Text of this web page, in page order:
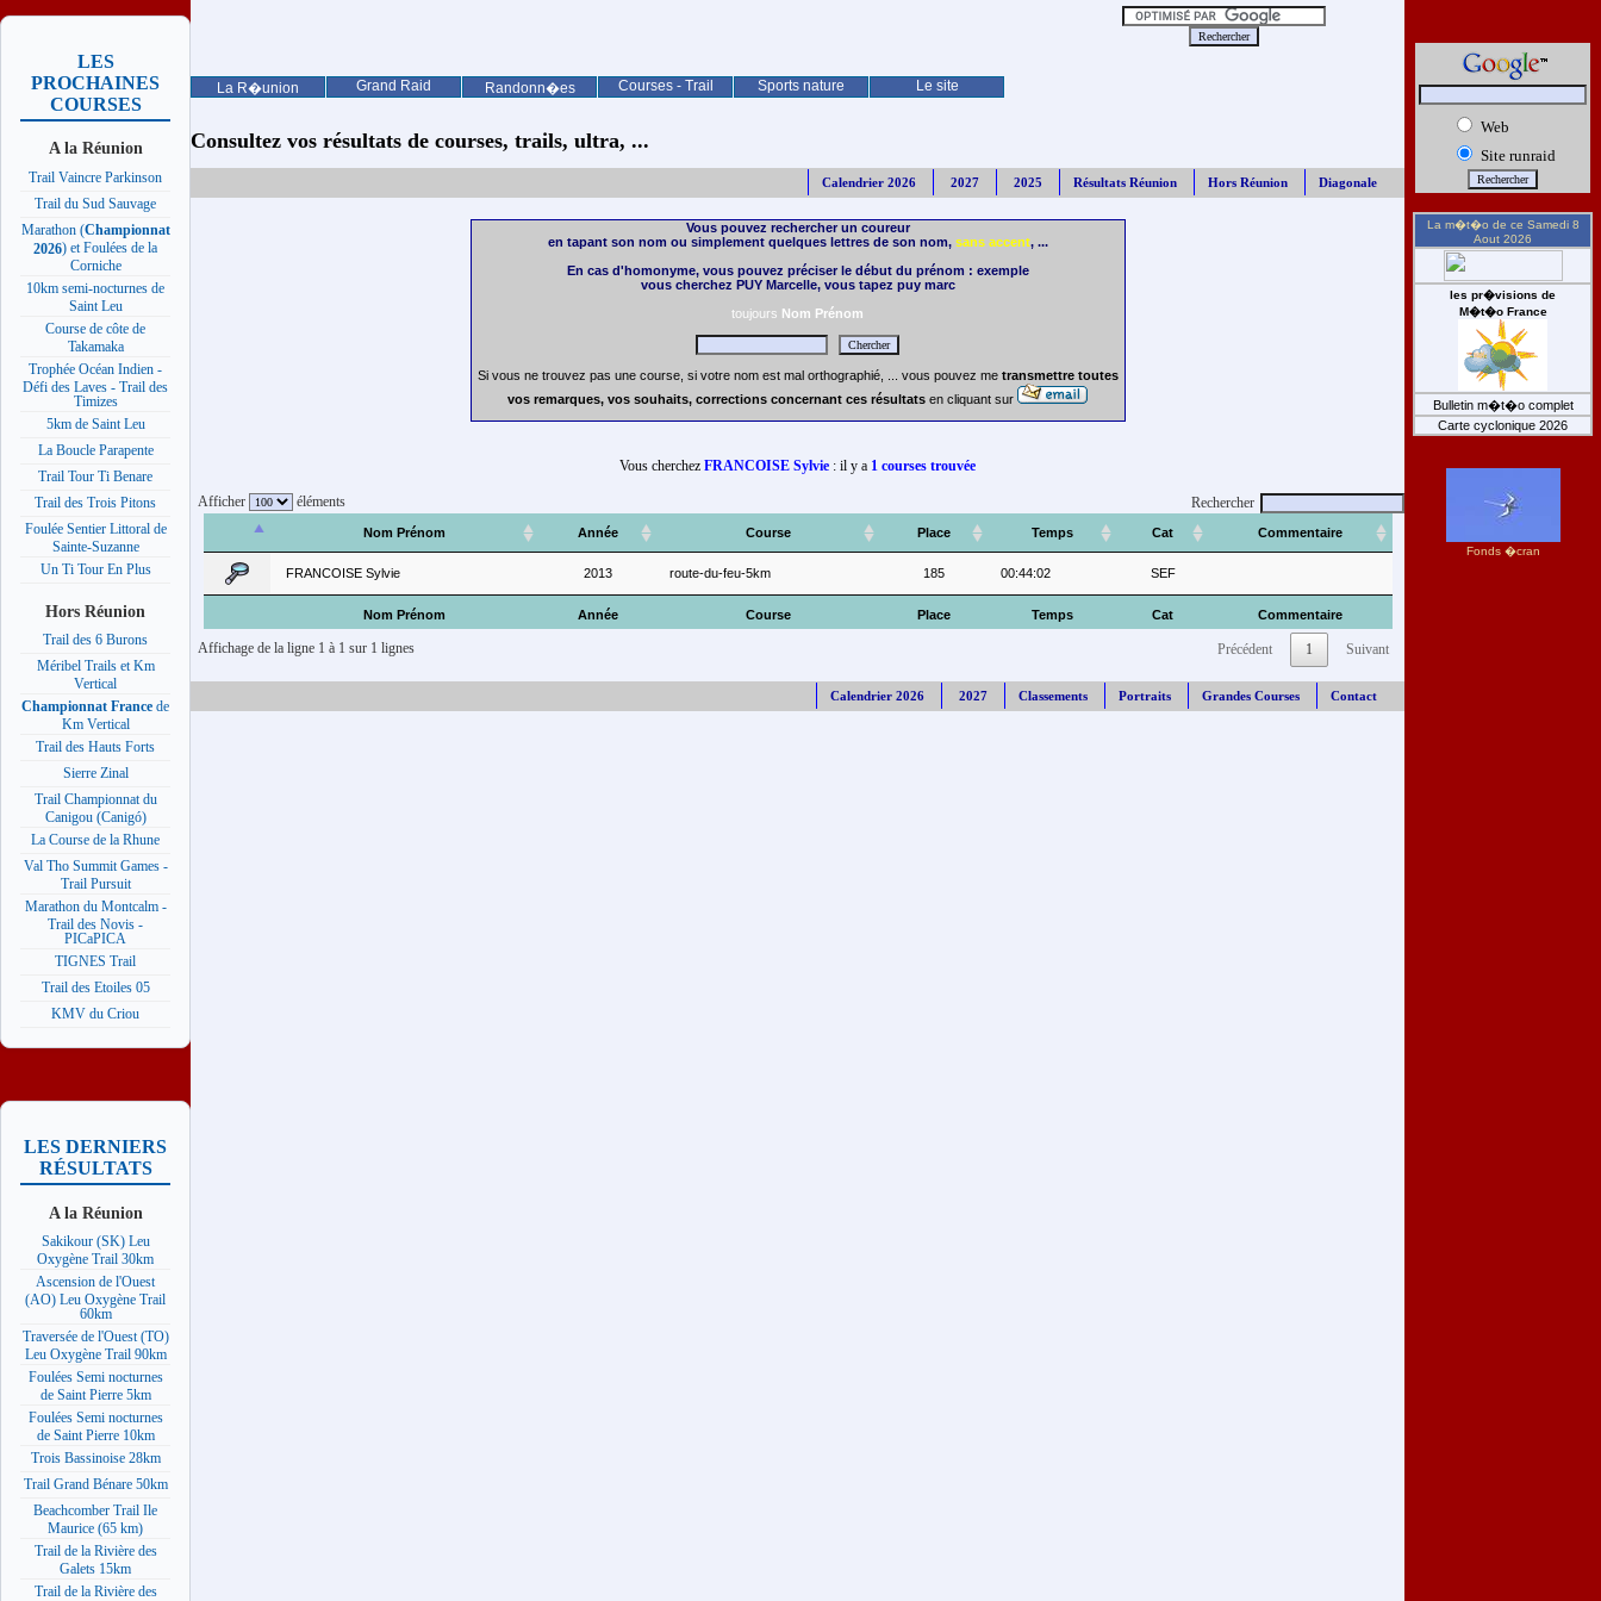
La R�union Grand Raid Randonn�es Courses - Trail Sports nature Le site
LES
PROCHAINES
COURSES
A la Réunion
Trail Vaincre Parkinson
Trail du Sud Sauvage
Marathon (Championnat
2026) et Foulées de la
Corniche
10km semi-nocturnes de
Saint Leu
Course de côte de
Takamaka
Trophée Océan Indien -
Défi des Laves - Trail des
Timizes
5km de Saint Leu
La Boucle Parapente
Trail Tour Ti Benare
Trail des Trois Pitons
Foulée Sentier Littoral de
Sainte-Suzanne
Un Ti Tour En Plus
Hors Réunion
Trail des 6 Burons
Méribel Trails et Km
Vertical
Championnat France de
Km Vertical
Trail des Hauts Forts
Sierre Zinal
Trail Championnat du
Canigou (Canigó)
La Course de la Rhune
Val Tho Summit Games -
Trail Pursuit
Marathon du Montcalm -
Trail des Novis -
PICaPICA
TIGNES Trail
Trail des Etoiles 05
KMV du Criou
LES DERNIERS
RÉSULTATS
A la Réunion
Sakikour (SK) Leu
Oxygène Trail 30km
Ascension de l'Ouest
(AO) Leu Oxygène Trail
60km
Traversée de l'Ouest (TO)
Leu Oxygène Trail 90km
Foulées Semi nocturnes
de Saint Pierre 5km
Foulées Semi nocturnes
de Saint Pierre 10km
Trois Bassinoise 28km
Trail Grand Bénare 50km
Beachcomber Trail Ile
Maurice (65 km)
Trail de la Rivière des
Galets 15km
Trail de la Rivière des
Consultez vos résultats de courses, trails, ultra, ...
Calendrier 2026 2027 2025 Résultats Réunion Hors Réunion Diagonale
Vous pouvez rechercher un coureur
en tapant son nom ou simplement quelques lettres de son nom, sans accent, ...
En cas d'homonyme, vous pouvez préciser le début du prénom : exemple
vous cherchez PUY Marcelle, vous tapez puy marc
toujours Nom Prénom
Si vous ne trouvez pas une course, si votre nom est mal orthographié, ... vous pouvez me transmettre toutes
vos remarques, vos souhaits, corrections concernant ces résultats en cliquant sur
Vous cherchez FRANCOISE Sylvie : il y a 1 courses trouvée
Afficher éléments Rechercher
Nom Prénom Année Course Place Temps Cat Commentaire
Nom Prénom Année Course Place Temps Cat Commentaire
FRANCOISE Sylvie 2013 route-du-feu-5km 185 00:44:02 SEF
Affichage de la ligne 1 à 1 sur 1 lignes Précédent 1 Suivant
Calendrier 2026 2027 Classements Portraits Grandes Courses Contact
Web
Site runraid
La m�t�o de ce Samedi 8
Aout 2026
les pr�visions de
M�t�o France
Bulletin m�t�o complet
Carte cyclonique 2026
Fonds �cran